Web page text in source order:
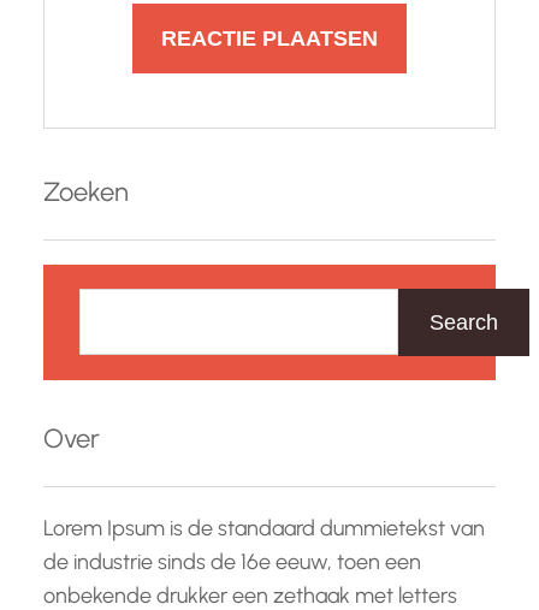
Zoeken
k
n
Search
Over
Lorem Ipsum is de standaard dummietekst van
de industrie sinds de 16e eeuw, toen een
onbekende drukker een zethaak met letters